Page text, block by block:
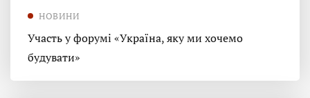
НОВИНИ
Участь у форумі «Україна, яку ми хочемо
будувати»